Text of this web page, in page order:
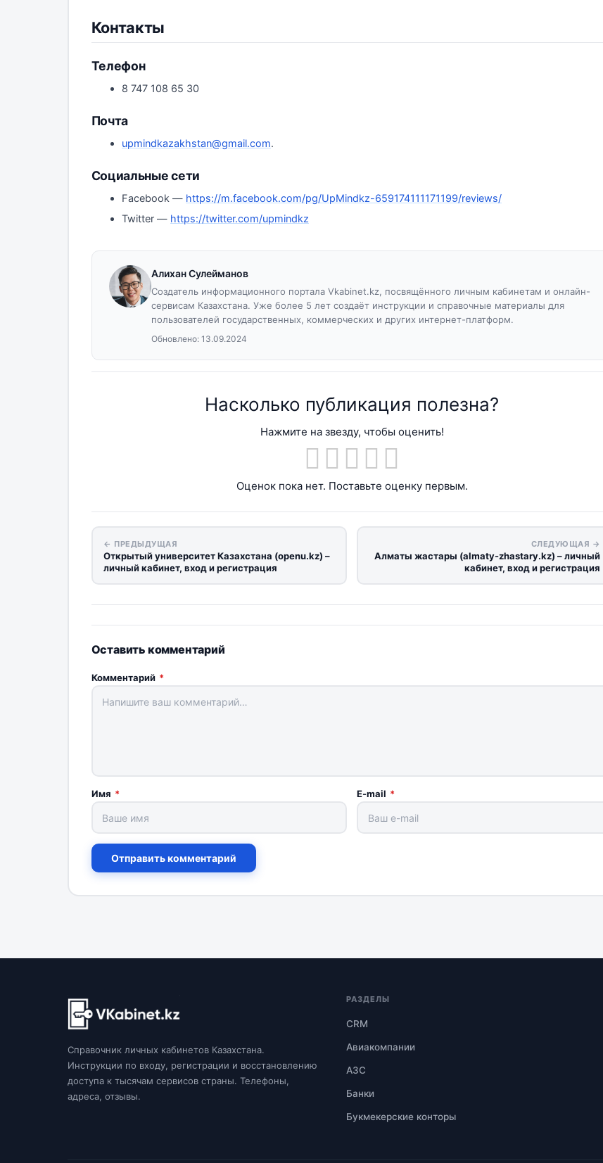
Контакты
Телефон
8 747 108 65 30
Почта
upmindkazakhstan@gmail.com.
Социальные сети
Facebook — https://m.facebook.com/pg/UpMindkz-659174111171199/reviews/
Twitter — https://twitter.com/upmindkz
Алихан Сулейманов
Создатель информационного портала Vkabinet.kz, посвящённого личным кабинетам и онлайн-
сервисам Казахстана. Уже более 5 лет создаёт инструкции и справочные материалы для
пользователей государственных, коммерческих и других интернет-платформ.
Обновлено: 13.09.2024
Насколько публикация полезна?
Нажмите на звезду, чтобы оценить!
Оценок пока нет. Поставьте оценку первым.
← ПРЕДЫДУЩАЯ
Открытый университет Казахстана (openu.kz) –
личный кабинет, вход и регистрация
СЛЕДУЮЩАЯ →
Алматы жастары (almaty-zhastary.kz) – личный
кабинет, вход и регистрация
Оставить комментарий
Комментарий *
Имя * E-mail *
Отправить комментарий
Справочник личных кабинетов Казахстана.
Инструкции по входу, регистрации и восстановлению
доступа к тысячам сервисов страны. Телефоны,
адреса, отзывы.
РАЗДЕЛЫ
CRM
Авиакомпании
АЗС
Банки
Букмекерские конторы